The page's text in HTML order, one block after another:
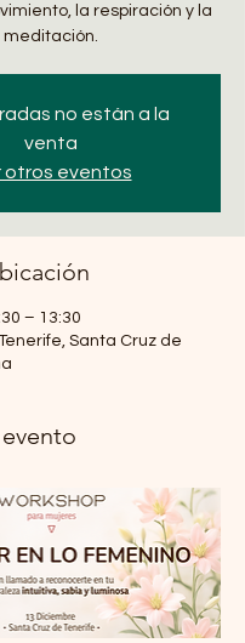
la respiración y la
meditación.
no están a la
venta
otros eventos
– 13:30
Santa Cruz de